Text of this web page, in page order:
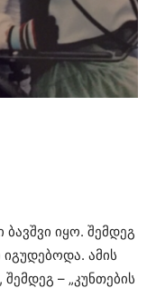
იყო. შემდეგ
ამის
– „კუნთების